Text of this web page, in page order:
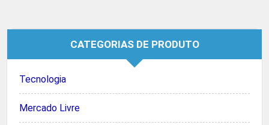
CATEGORIAS DE PRODUTO
Tecnologia
Mercado Livre